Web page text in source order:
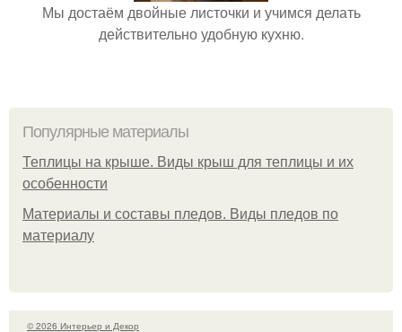
Мы достаём двойные листочки и учимся делать
действительно удобную кухню.
Популярные материалы
Теплицы на крыше. Виды крыш для теплицы и их
особенности
Материалы и составы пледов. Виды пледов по
материалу
© 2026 Интерьер и Декор